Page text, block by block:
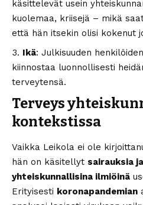
käsittelevät usein
kuolemaa, kriisejä – mikä
että hän itsekin olisi kokenut
Ikä: Julkisuuden
kiinnostaa luonnollisesti
terveytensä.
Terveys
kontekstissa
Vaikka Leikola ei ole
hän on käsitellyt sairauksia
yhteiskunnallisina ilmiöinä
Erityisesti koronapandemian